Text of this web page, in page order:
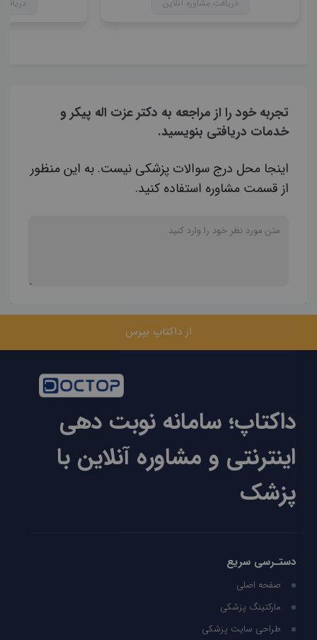
دریافت مشاوره آنلاین
تجربه خود را از مراجعه به دکتر عزت اله پیکر و
خدمات دریافتی بنویسید.
اینجا محل درج سوالات پزشکی نیست. به این منظور
از قسمت مشاوره استفاده کنید.
از داکتاپ بپرس
داکتاپ؛ سامانه نوبت دهی
اینترنتی و مشاوره آنلاین با
پزشک
دستـرسی سریع
صفحه اصلی
مارکتینگ پزشکی
طراحی سایت پزشکی